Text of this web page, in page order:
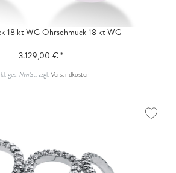
18 kt WGOhrschmuck 18 kt WG
3.129,00 € *
ges. MwSt.zzgl.Versandkosten